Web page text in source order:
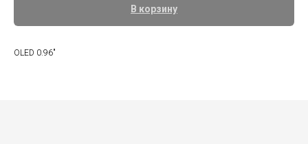
В корзину
OLED 0.96"